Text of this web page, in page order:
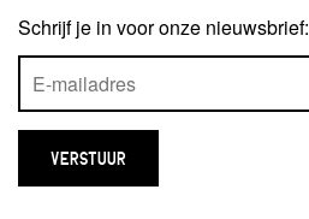
Schrijf je in voor onze nieuwsbrief: